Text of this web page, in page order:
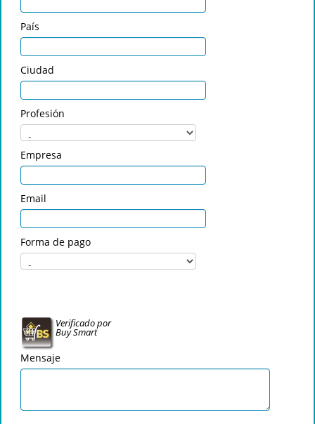
País
Ciudad
Profesión
Empresa
Email
Forma de pago
Verificado por
Buy Smart
Mensaje